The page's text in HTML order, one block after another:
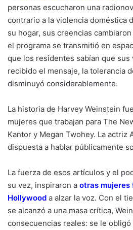
personas escucharon una
contrario a la violencia doméstica
su hogar, sus creencias
el programa se transmitió en
que los residentes sabían que sus
recibido el mensaje, la tolerancia
disminuyó considerablemente.
La historia de Harvey Weinstein
mujeres que trabajan para The
Kantor y Megan Twohey. La actriz
dispuesta a hablar públicamente
La fuerza de esos artículos y el
su vez, inspiraron a otras mujeres
Hollywood a alzar la voz. Con el
se alcanzó a una masa crítica,
consecuencias reales: se le obligó